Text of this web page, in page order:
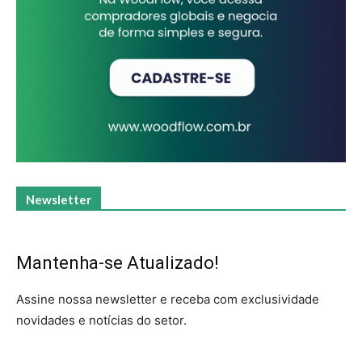
Newsletter
Mantenha-se Atualizado!
Assine nossa newsletter e receba com exclusividade
novidades e notícias do setor.